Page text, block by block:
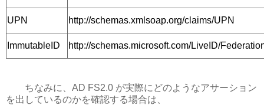
UPN http://schemas.xmlsoap.org/claims/UPN
ImmutableID http://schemas.microsoft.com/LiveID/
ちなみに、AD FS2.0 が実際にどのようなアサーション
を出しているのかを確認する場合は、